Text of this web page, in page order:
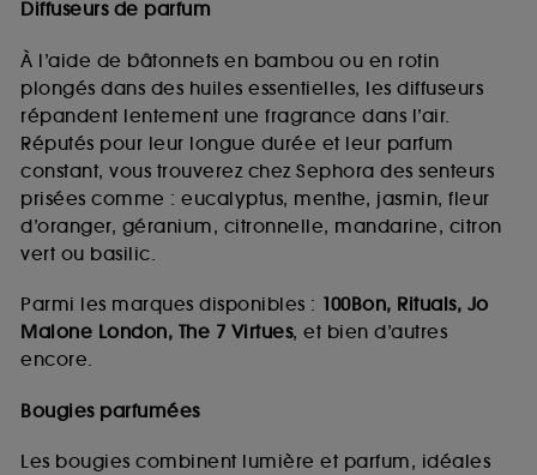
Diffuseurs de parfum
À l’aide de bâtonnets en bambou ou en rotin
plongés dans des huiles essentielles, les diffuseurs
répandent lentement une fragrance dans l’air.
Réputés pour leur longue durée et leur parfum
constant, vous trouverez chez Sephora des senteurs
prisées comme : eucalyptus, menthe, jasmin, fleur
d’oranger, géranium, citronnelle, mandarine, citron
vert ou basilic.
Parmi les marques disponibles : 100Bon, Rituals, Jo
Malone London, The 7 Virtues, et bien d’autres
encore.
Bougies parfumées
Les bougies combinent lumière et parfum, idéales